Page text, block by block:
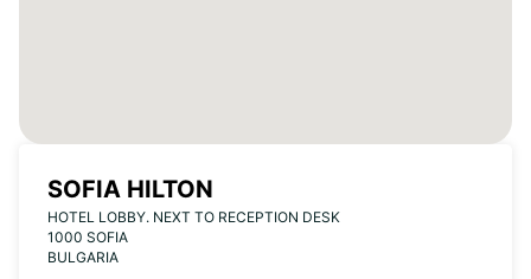
SOFIA HILTON
HOTEL LOBBY. NEXT TO RECEPTION DESK
1000 SOFIA
BULGARIA